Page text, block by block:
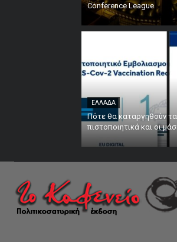
Conference League
ΕΛΛΑΔΑ
Πότε θα καταργηθούν τα
πιστοποιητικά και οι